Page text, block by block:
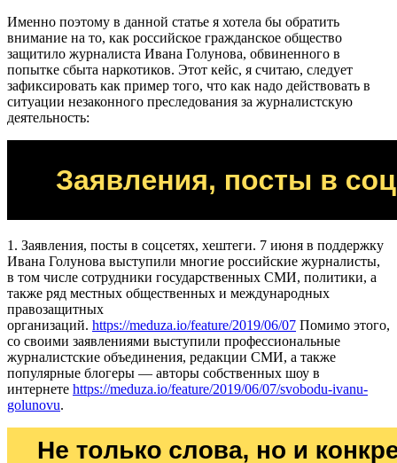
Именно поэтому в данной статье я хотела бы обратить
внимание на то, как российское гражданское общество
защитило журналиста Ивана Голунова, обвиненного в
попытке сбыта наркотиков. Этот кейс, я считаю, следует
зафиксировать как пример того, что как надо действовать в
ситуации незаконного преследования за журналистскую
деятельность:
1. Заявления, посты в соцсетях, хештеги. 7 июня в поддержку
Ивана Голунова выступили многие российские журналисты,
в том числе сотрудники государственных СМИ, политики, а
также ряд местных общественных и международных
правозащитных
организаций. https://meduza.io/feature/2019/06/07 Помимо этого,
со своими заявлениями выступили профессиональные
журналистские объединения, редакции СМИ, а также
популярные блогеры — авторы собственных шоу в
интернете https://meduza.io/feature/2019/06/07/svobodu-ivanu-
golunovu.